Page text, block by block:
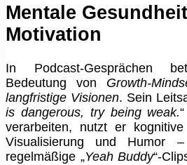
Mentale
Motivation
In Podcast‑Gesprächen
Bedeutung von
langfristige Visionen. Sein
is dangerous, try being weak.
verarbeiten, nutzt er kognitive
Visualisierung und Humor
regelmäßige „Yeah Buddy“-